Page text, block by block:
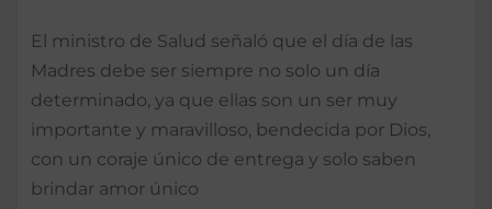
El ministro de Salud señaló que el día de las
Madres debe ser siempre no solo un día
determinado, ya que ellas son un ser muy
importante y maravilloso, bendecida por Dios,
con un coraje único de entrega y solo saben
brindar amor único